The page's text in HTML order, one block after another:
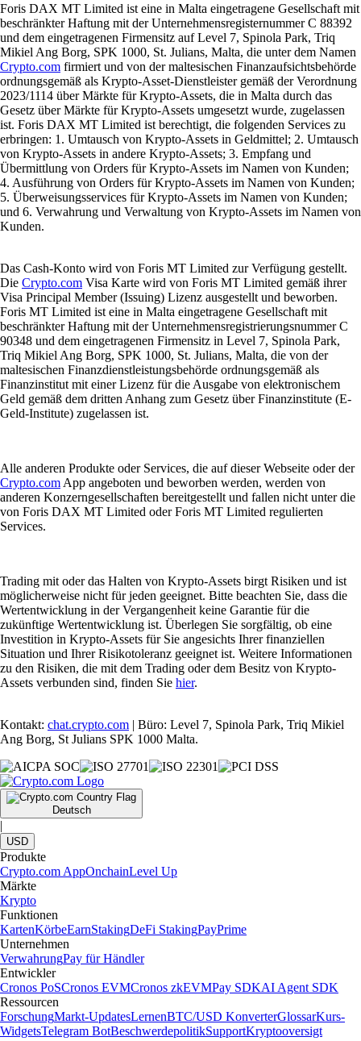
Foris DAX MT Limited ist eine in Malta eingetragene Gesellschaft mit
beschränkter Haftung mit der Unternehmensregisternummer C 88392
und dem eingetragenen Firmensitz auf Level 7, Spinola Park, Triq
Mikiel Ang Borg, SPK 1000, St. Julians, Malta, die unter dem Namen
Crypto.com firmiert und von der maltesischen Finanzaufsichtsbehörde
ordnungsgemäß als Krypto-Asset-Dienstleister gemäß der Verordnung
2023/1114 über Märkte für Krypto-Assets, die in Malta durch das
Gesetz über Märkte für Krypto-Assets umgesetzt wurde, zugelassen
ist. Foris DAX MT Limited ist berechtigt, die folgenden Services zu
erbringen: 1. Umtausch von Krypto-Assets in Geldmittel; 2. Umtausch
von Krypto-Assets in andere Krypto-Assets; 3. Empfang und
Übermittlung von Orders für Krypto-Assets im Namen von Kunden;
4. Ausführung von Orders für Krypto-Assets im Namen von Kunden;
5. Überweisungsservices für Krypto-Assets im Namen von Kunden;
und 6. Verwahrung und Verwaltung von Krypto-Assets im Namen von
Kunden.
Das Cash-Konto wird von Foris MT Limited zur Verfügung gestellt.
Die Crypto.com Visa Karte wird von Foris MT Limited gemäß ihrer
Visa Principal Member (Issuing) Lizenz ausgestellt und beworben.
Foris MT Limited ist eine in Malta eingetragene Gesellschaft mit
beschränkter Haftung mit der Unternehmensregistrierungsnummer C
90348 und dem eingetragenen Firmensitz in Level 7, Spinola Park,
Triq Mikiel Ang Borg, SPK 1000, St. Julians, Malta, die von der
maltesischen Finanzdienstleistungsbehörde ordnungsgemäß als
Finanzinstitut mit einer Lizenz für die Ausgabe von elektronischem
Geld gemäß dem dritten Anhang zum Gesetz über Finanzinstitute (E-
Geld-Institute) zugelassen ist.
Alle anderen Produkte oder Services, die auf dieser Webseite oder der
Crypto.com App angeboten und beworben werden, werden von
anderen Konzerngesellschaften bereitgestellt und fallen nicht unter die
von Foris DAX MT Limited oder Foris MT Limited regulierten
Services.
Trading mit oder das Halten von Krypto-Assets birgt Risiken und ist
möglicherweise nicht für jeden geeignet. Bitte beachten Sie, dass die
Wertentwicklung in der Vergangenheit keine Garantie für die
zukünftige Wertentwicklung ist. Überlegen Sie sorgfältig, ob eine
Investition in Krypto-Assets für Sie angesichts Ihrer finanziellen
Situation und Ihrer Risikotoleranz geeignet ist. Weitere Informationen
zu den Risiken, die mit dem Trading oder dem Besitz von Krypto-
Assets verbunden sind, finden Sie hier.
Kontakt: chat.crypto.com | Büro: Level 7, Spinola Park, Triq Mikiel
Ang Borg, St Julians SPK 1000 Malta.
Deutsch
|
USD
Produkte
Crypto.com AppOnchainLevel Up
Märkte
Krypto
Funktionen
KartenKörbeEarnStakingDeFi StakingPayPrime
Unternehmen
VerwahrungPay für Händler
Entwickler
Cronos PoSCronos EVMCronos zkEVMPay SDKAI Agent SDK
Ressourcen
ForschungMarkt-UpdatesLernenBTC/USD KonverterGlossarKurs-
WidgetsTelegram BotBeschwerdepolitikSupportKryptooversigt